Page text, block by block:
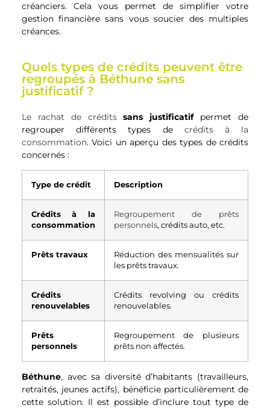
créanciers. Cela vous permet de simplifier votre
gestion financière sans vous soucier des multiples
créances.
Quels types de crédits peuvent être
regroupés à Béthune sans
justificatif ?
Le rachat de crédits sans justificatifpermet de
regrouper différents types de crédits à la
consommation. Voici un aperçu des types de crédits
concernés :
Type de crédit Description
Crédits à la
consommation
Regroupement de prêts
personnels, crédits auto, etc.
Prêts travaux
Réduction des mensualités sur
les prêts travaux.
Crédits
renouvelables
Crédits revolving ou crédits
renouvelables.
Prêts
personnels
Regroupement de plusieurs
prêts non affectés.
Béthune, avec sa diversité d’habitants (travailleurs,
retraités, jeunes actifs), bénéficie particulièrement de
cette solution. Il est possible d’inclure tout type de